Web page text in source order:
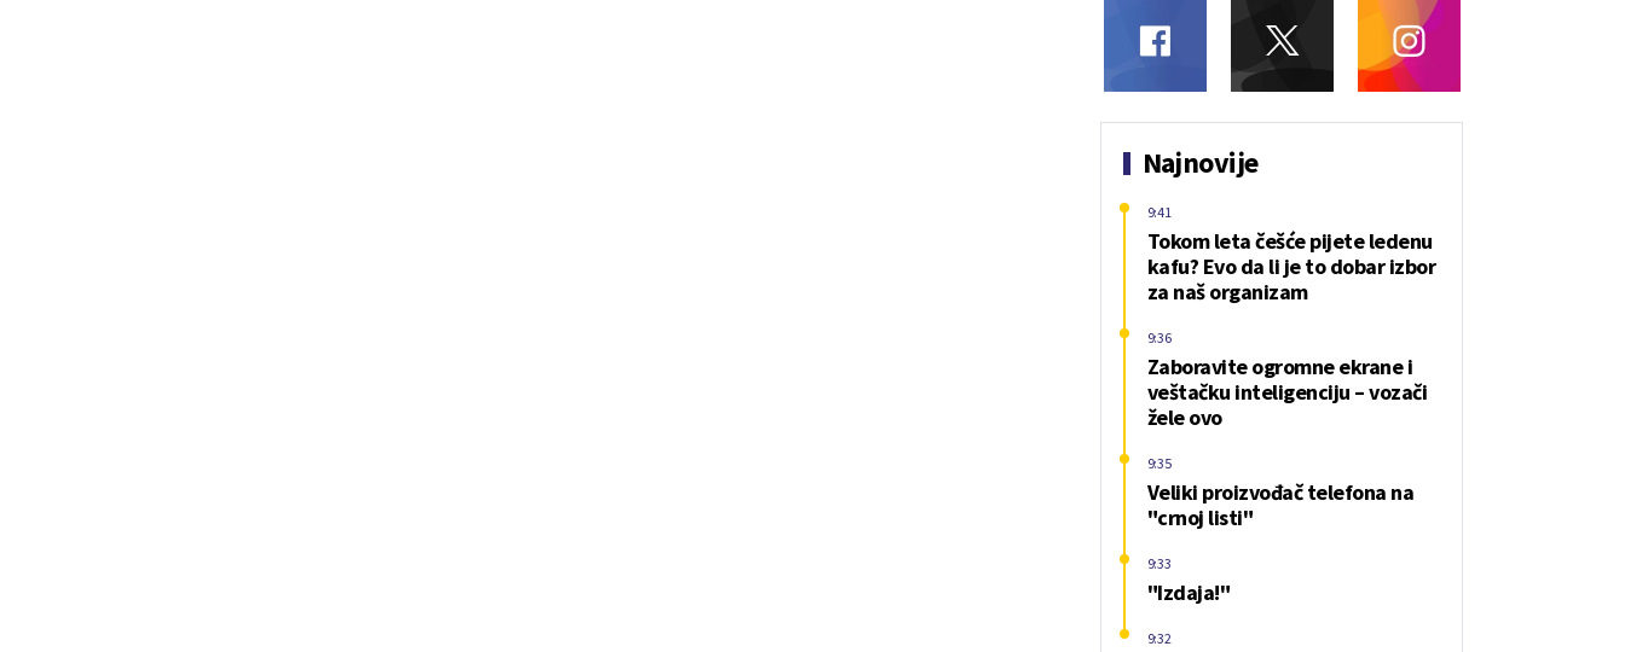
Najnovije
Tokom leta češće pijete ledenu
kafu? Evo da li je to dobar izbor
za naš organizam
9:41
Zaboravite ogromne ekrane i
veštačku inteligenciju – vozači
žele ovo
9:36
Veliki proizvođač telefona na
"crnoj listi"
9:35
"Izdaja!"
9:33
9:32